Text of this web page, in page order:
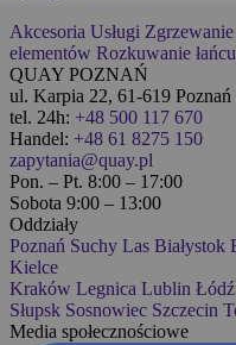
Akcesoria Usługi
elementów Rozkuwanie
QUAY POZNAŃ
ul. Karpia 22, 61-619 Poznań
tel. 24h: +48 500 117 670
Handel: +48 61 8275 150
zapytania@quay.pl
Pon. – Pt. 8:00 – 17:00
Sobota 9:00 – 13:00
Oddziały
Poznań Suchy Las Białystok
Kielce
Kraków Legnica Lublin Łódź
Słupsk Sosnowiec Szczecin
Media społecznościowe